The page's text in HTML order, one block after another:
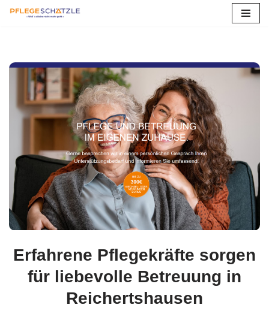
springen
Erfahrene Pflegekräfte sorgen
für liebevolle Betreuung in
Reichertshausen